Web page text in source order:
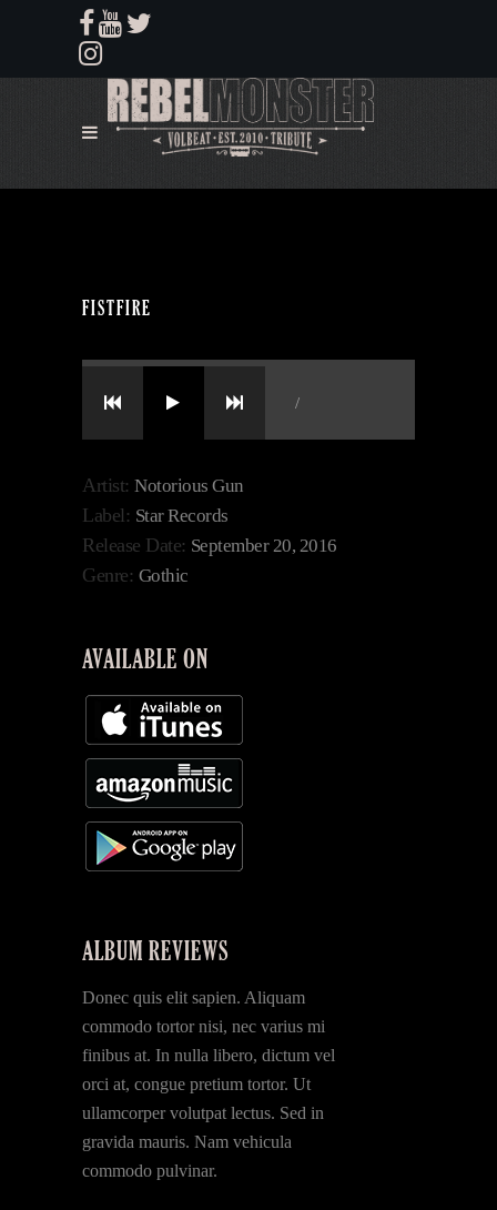
FISTFIRE
/
Artist: Notorious Gun
Label: Star Records
Release Date: September 20, 2016
Genre: Gothic
AVAILABLE ON
ALBUM REVIEWS
Donec quis elit sapien. Aliquam
commodo tortor nisi, nec varius mi
finibus at. In nulla libero, dictum vel
orci at, congue pretium tortor. Ut
ullamcorper volutpat lectus. Sed in
gravida mauris. Nam vehicula
commodo pulvinar.